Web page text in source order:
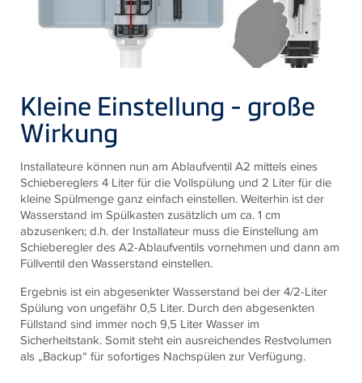
Kleine Einstellung - große
Wirkung
Installateure können nun am Ablaufventil A2 mittels eines
Schiebereglers 4 Liter für die Vollspülung und 2 Liter für die
kleine Spülmenge ganz einfach einstellen. Weiterhin ist der
Wasserstand im Spülkasten zusätzlich um ca. 1 cm
abzusenken; d.h. der Installateur muss die Einstellung am
Schieberegler des A2-Ablaufventils vornehmen und dann am
Füllventil den Wasserstand einstellen.
Ergebnis ist ein abgesenkter Wasserstand bei der 4/2-Liter
Spülung von ungefähr 0,5 Liter. Durch den abgesenkten
Füllstand sind immer noch 9,5 Liter Wasser im
Sicherheitstank. Somit steht ein ausreichendes Restvolumen
als „Backup“ für sofortiges Nachspülen zur Verfügung.